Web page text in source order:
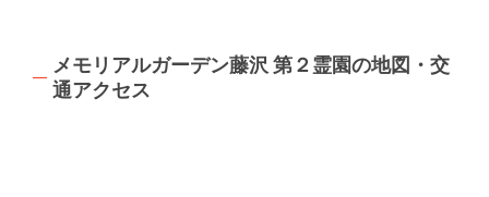
メモリアルガーデン藤沢 第２霊園の地図・交
通アクセス